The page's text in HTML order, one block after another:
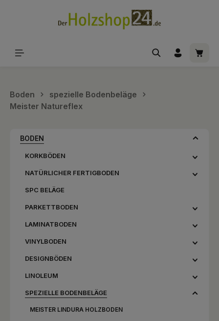
Boden
spezielle Bodenbeläge
Meister Natureflex
BODEN
KORKBÖDEN
NATÜRLICHER FERTIGBODEN
SPC BELÄGE
PARKETTBODEN
LAMINATBODEN
VINYLBODEN
DESIGNBÖDEN
LINOLEUM
SPEZIELLE BODENBELÄGE
MEISTER LINDURA HOLZBODEN